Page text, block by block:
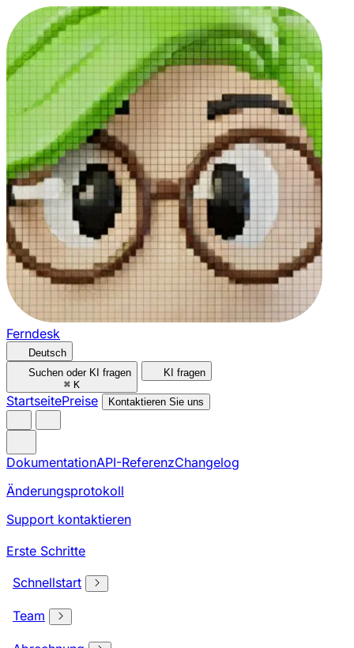
Ferndesk
Deutsch
Suchen oder KI fragen
⌘ K
KI fragen
StartseitePreise Kontaktieren Sie uns
DokumentationAPI-ReferenzChangelog
Änderungsprotokoll
Support kontaktieren
Erste Schritte
Schnellstart
Team